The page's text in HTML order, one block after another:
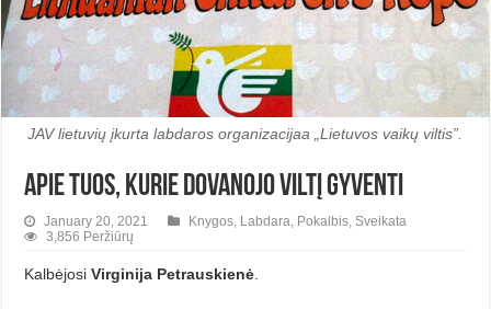
JAV lietuvių įkurta labdaros organizacijaa „Lietuvos vaikų viltis”.
Apie tuos, kurie dovanojo viltį gyventi
January 20, 2021 Knygos Labdara Pokalbis Sveikata
3,856 Peržiūrų
KalbėjosiVirginija Petrauskienė